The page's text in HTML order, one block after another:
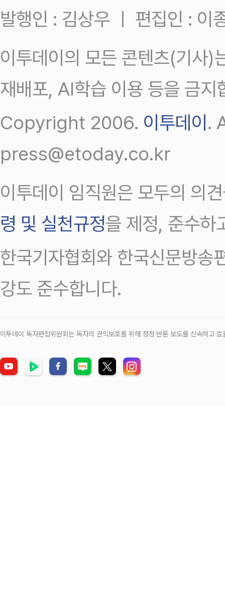
발행인 : 김상우 ㅣ 편집인 : 이
이투데이의 모든 콘텐츠(기사)
재배포, AI학습 이용 등을 금지
Copyright 2006. 이투데이 .
press@etoday.co.kr
이투데이 임직원은 모두의 의
령 및 실천규정을 제정, 준수하
한국기자협회와 한국신문방송
강도 준수합니다.
이투데이 독자편집위원회는 독자의 권익보호를 위해 정정‧반론 보도를 신속하고